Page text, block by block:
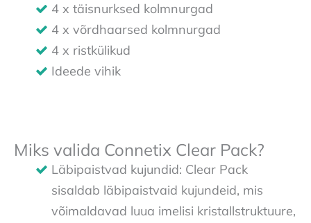
4 x täisnurksed kolmnurgad
4 x võrdhaarsed kolmnurgad
4 x ristkülikud
Ideede vihik
Miks valida Connetix Clear Pack?
Läbipaistvad kujundid: Clear Pack
sisaldab läbipaistvaid kujundeid, mis
võimaldavad luua imelisi kristallstruktuure,